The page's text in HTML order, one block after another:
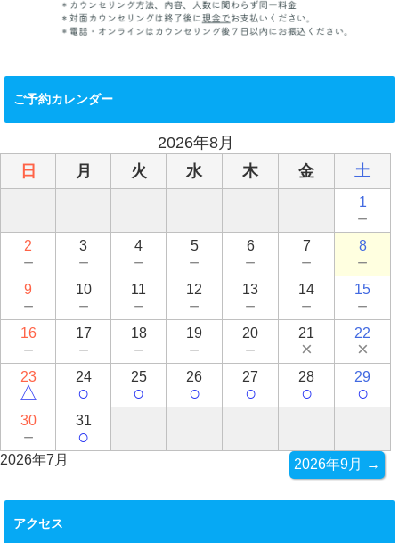
ご予約カレンダー
2026年8月
日
月 火 水 木 金 土
1
－
2
－
3
－
4
－
5
－
6
－
7
－
8
－
9
－
10
－
11
－
12
－
13
－
14
－
15
－
16
－
17
－
18
－
19
－
20
－
21
×
22
×
23
△
24
○
25
○
26
○
27
○
28
○
29
○
30
－
31
○
2026年7月 2026年9月 →
アクセス